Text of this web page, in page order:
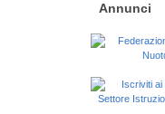
Annunci